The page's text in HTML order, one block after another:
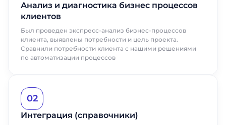
Анализ и диагностика бизнес процессов
клиентов
Был проведен экспресс-анализ бизнес-процессов
клиента, выявлены потребности и цель проекта.
Сравнили потребности клиента с нашими решениями
по автоматизации процессов
02
Интеграция (справочники)